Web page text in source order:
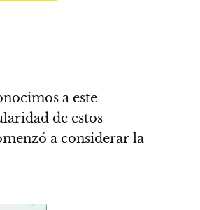
a este
de estos
a considerar la